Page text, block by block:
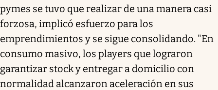
pymes se tuvo que realizar de una manera casi
forzosa, implicó esfuerzo para los
emprendimientos y se sigue consolidando. "En
consumo masivo, los players que lograron
garantizar stock y entregar a domicilio con
normalidad alcanzaron aceleración en sus